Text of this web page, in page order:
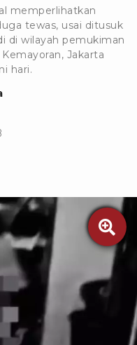
memperlihatkan
tewas, usai ditusuk
di wilayah pemukiman
Jakarta
hari.
